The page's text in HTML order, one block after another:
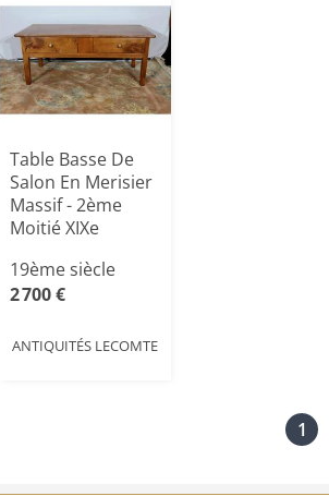
Table Basse De
Salon En Merisier
Massif - 2ème
Moitié XIXe
19ème siècle
2 700 €
ANTIQUITÉS LECOMTE
1